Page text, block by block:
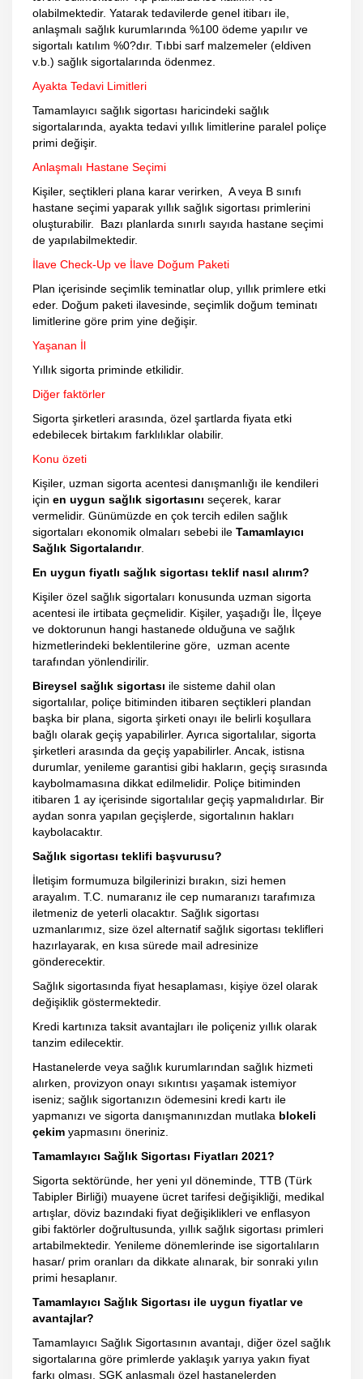
olabilmektedir. Yatarak tedavilerde genel itibarı ile,
anlaşmalı sağlık kurumlarında %100 ödeme yapılır ve
sigortalı katılım %0?dır. Tıbbi sarf malzemeler (eldiven
v.b.) sağlık sigortalarında ödenmez.
Ayakta Tedavi Limitleri
Tamamlayıcı sağlık sigortası haricindeki sağlık
sigortalarında, ayakta tedavi yıllık limitlerine paralel poliçe
primi değişir.
Anlaşmalı Hastane Seçimi
Kişiler, seçtikleri plana karar verirken, A veya B sınıfı
hastane seçimi yaparak yıllık sağlık sigortası primlerini
oluşturabilir. Bazı planlarda sınırlı sayıda hastane seçimi
de yapılabilmektedir.
İlave Check-Up ve İlave Doğum Paketi
Plan içerisinde seçimlik teminatlar olup, yıllık primlere etki
eder. Doğum paketi ilavesinde, seçimlik doğum teminatı
limitlerine göre prim yine değişir.
Yaşanan İl
Yıllık sigorta priminde etkilidir.
Diğer faktörler
Sigorta şirketleri arasında, özel şartlarda fiyata etki
edebilecek birtakım farklılıklar olabilir.
Konu özeti
Kişiler, uzman sigorta acentesi danışmanlığı ile kendileri
için en uygun sağlık sigortasını seçerek, karar
vermelidir. Günümüzde en çok tercih edilen sağlık
sigortaları ekonomik olmaları sebebi ile Tamamlayıcı
Sağlık Sigortalarıdır.
En uygun fiyatlı sağlık sigortası teklif nasıl alırım?
Kişiler özel sağlık sigortaları konusunda uzman sigorta
acentesi ile irtibata geçmelidir. Kişiler, yaşadığı İle, İlçeye
ve doktorunun hangi hastanede olduğuna ve sağlık
hizmetlerindeki beklentilerine göre, uzman acente
tarafından yönlendirilir.
Bireysel sağlık sigortası ile sisteme dahil olan
sigortalılar, poliçe bitiminden itibaren seçtikleri plandan
başka bir plana, sigorta şirketi onayı ile belirli koşullara
bağlı olarak geçiş yapabilirler. Ayrıca sigortalılar, sigorta
şirketleri arasında da geçiş yapabilirler. Ancak, istisna
durumlar, yenileme garantisi gibi hakların, geçiş sırasında
kaybolmamasına dikkat edilmelidir. Poliçe bitiminden
itibaren 1 ay içerisinde sigortalılar geçiş yapmalıdırlar. Bir
aydan sonra yapılan geçişlerde, sigortalının hakları
kaybolacaktır.
Sağlık sigortası teklifi başvurusu?
İletişim formumuza bilgilerinizi bırakın, sizi hemen
arayalım. T.C. numaranız ile cep numaranızı tarafımıza
iletmeniz de yeterli olacaktır. Sağlık sigortası
uzmanlarımız, size özel alternatif sağlık sigortası teklifleri
hazırlayarak, en kısa sürede mail adresinize
gönderecektir.
Sağlık sigortasında fiyat hesaplaması, kişiye özel olarak
değişiklik göstermektedir.
Kredi kartınıza taksit avantajları ile poliçeniz yıllık olarak
tanzim edilecektir.
Hastanelerde veya sağlık kurumlarından sağlık hizmeti
alırken, provizyon onayı sıkıntısı yaşamak istemiyor
iseniz; sağlık sigortanızın ödemesini kredi kartı ile
yapmanızı ve sigorta danışmanınızdan mutlaka blokeli
çekim yapmasını öneriniz.
Tamamlayıcı Sağlık Sigortası Fiyatları 2021?
Sigorta sektöründe, her yeni yıl döneminde, TTB (Türk
Tabipler Birliği) muayene ücret tarifesi değişikliği, medikal
artışlar, döviz bazındaki fiyat değişiklikleri ve enflasyon
gibi faktörler doğrultusunda, yıllık sağlık sigortası primleri
artabilmektedir. Yenileme dönemlerinde ise sigortalıların
hasar/ prim oranları da dikkate alınarak, bir sonraki yılın
primi hesaplanır.
Tamamlayıcı Sağlık Sigortası ile uygun fiyatlar ve
avantajlar?
Tamamlayıcı Sağlık Sigortasının avantajı, diğer özel sağlık
sigortalarına göre primlerde yaklaşık yarıya yakın fiyat
farkı olması, SGK anlaşmalı özel hastanelerden